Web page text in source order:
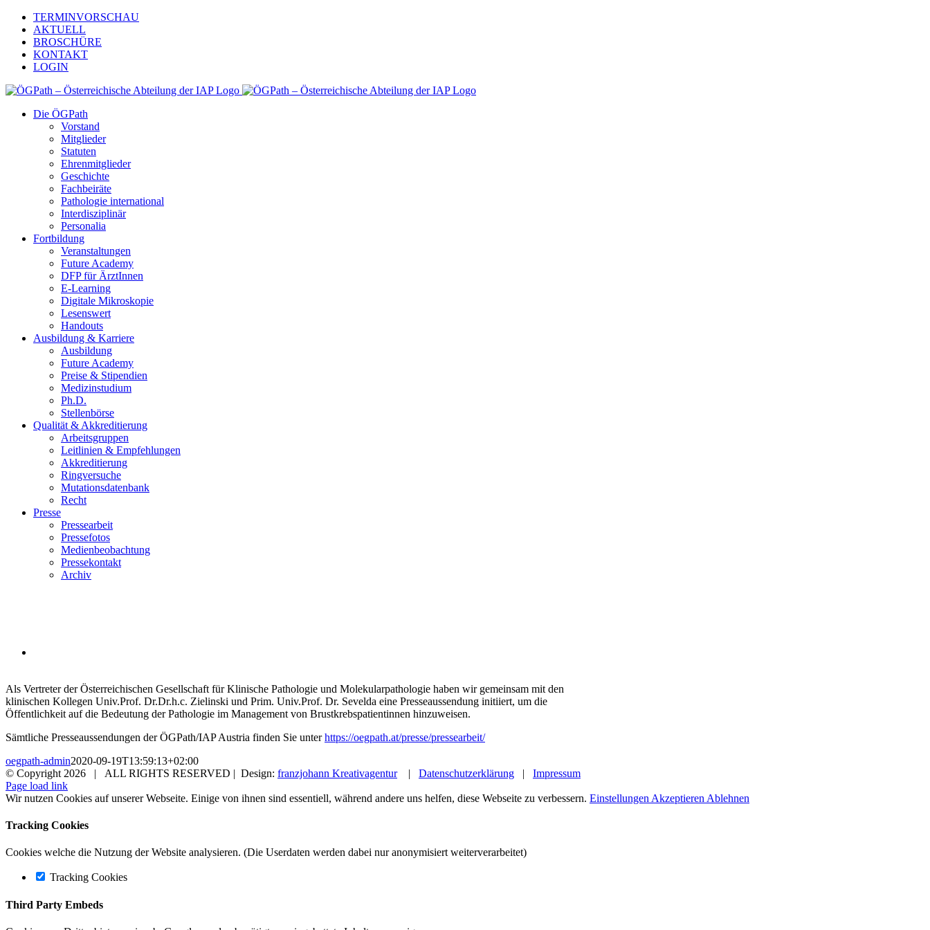
Zum
Inhalt
springen
TERMINVORSCHAU
AKTUELL
BROSCHÜRE
KONTAKT
LOGIN
Die ÖGPath
Vorstand
Mitglieder
Statuten
Ehrenmitglieder
Geschichte
Fachbeiräte
Pathologie international
Interdisziplinär
Personalia
Fortbildung
Veranstaltungen
Future Academy
DFP für ÄrztInnen
E-Learning
Digitale Mikroskopie
Lesenswert
Handouts
Ausbildung & Karriere
Ausbildung
Future Academy
Preise & Stipendien
Medizinstudium
Ph.D.
Stellenbörse
Qualität & Akkreditierung
Arbeitsgruppen
Leitlinien & Empfehlungen
Akkreditierung
Ringversuche
Mutationsdatenbank
Recht
Presse
Pressearbeit
Pressefotos
Medienbeobachtung
Pressekontakt
Archiv
Als Vertreter der Österreichischen Gesellschaft für Klinische Pathologie und Molekularpathologie haben wir gemeinsam mit den
klinischen Kollegen Univ.Prof. Dr.Dr.h.c. Zielinski und Prim. Univ.Prof. Dr. Sevelda eine Presseaussendung initiiert, um die
Öffentlichkeit auf die Bedeutung der Pathologie im Management von Brustkrebspatientinnen hinzuweisen.
Sämtliche Presseaussendungen der ÖGPath/IAP Austria finden Sie unterhttps://oegpath.at/presse/pressearbeit/
oegpath-admin2020-09-19T13:59:13+02:00
© Copyright 2026 | ALL RIGHTS RESERVED | Design: franzjohann Kreativagentur| Datenschutzerklärung | Impressum
Page load link
Wir nutzen Cookies auf unserer Webseite. Einige von ihnen sind essentiell, während andere uns helfen, diese Webseite zu verbessern. Einstellungen Akzeptieren Ablehnen
Tracking Cookies
Cookies welche die Nutzung der Website analysieren. (Die Userdaten werden dabei nur anonymisiert weiterverarbeitet)
Tracking Cookies
Third Party Embeds